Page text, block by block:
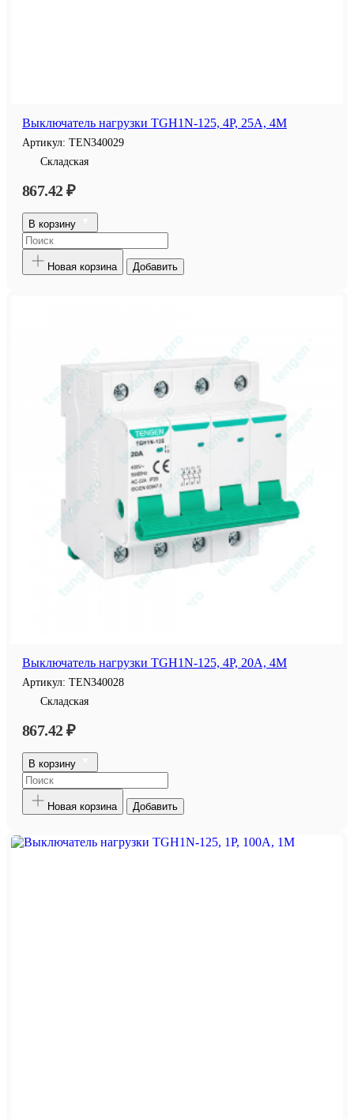
Выключатель нагрузки TGH1N-125, 4P, 25A, 4M
Артикул: TEN340029
Складская
867.42 ₽
В корзину
Новая корзина Добавить
Выключатель нагрузки TGH1N-125, 4P, 20A, 4M
Артикул: TEN340028
Складская
867.42 ₽
В корзину
Новая корзина Добавить